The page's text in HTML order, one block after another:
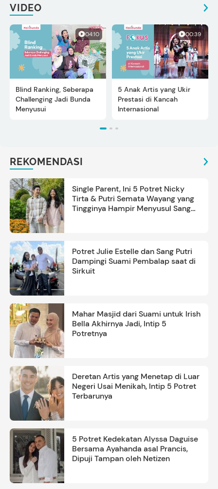
VIDEO
04:10
Blind Ranking, Seberapa
Challenging Jadi Bunda
Menyusui
00:39
5 Anak Artis yang Ukir
Prestasi di Kancah
Internasional
REKOMENDASI
Single Parent, Ini 5 Potret Nicky
Tirta & Putri Semata Wayang yang
Tingginya Hampir Menyusul Sang
Potret Julie Estelle dan Sang Putri
Dampingi Suami Pembalap saat di
Sirkuit
Mahar Masjid dari Suami untuk Irish
Bella Akhirnya Jadi, Intip 5
Potretnya
Deretan Artis yang Menetap di Luar
Negeri Usai Menikah, Intip 5 Potret
Terbarunya
5 Potret Kedekatan Alyssa Daguise
Bersama Ayahanda asal Prancis,
Dipuji Tampan oleh Netizen